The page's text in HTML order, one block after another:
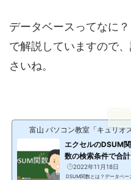
データベースってなに
で解説していますので
さいね。
富山 パソコン教室「キュリオ
エクセルのDSUM
数の検索条件で合
2022年11月18日
DSUM関数とは？データベ